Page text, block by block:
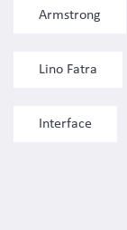
Armstrong
Lino Fatra
Interface